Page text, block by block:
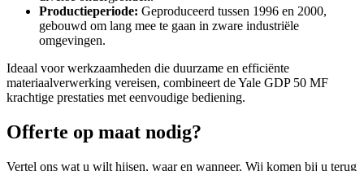
Productieperiode: Geproduceerd tussen 1996 en 2000,
gebouwd om lang mee te gaan in zware industriële
omgevingen.
Ideaal voor werkzaamheden die duurzame en efficiënte
materiaalverwerking vereisen, combineert de Yale GDP 50 MF
krachtige prestaties met eenvoudige bediening.
Offerte op maat nodig?
Vertel ons wat u wilt hijsen, waar en wanneer. Wij komen bij u terug